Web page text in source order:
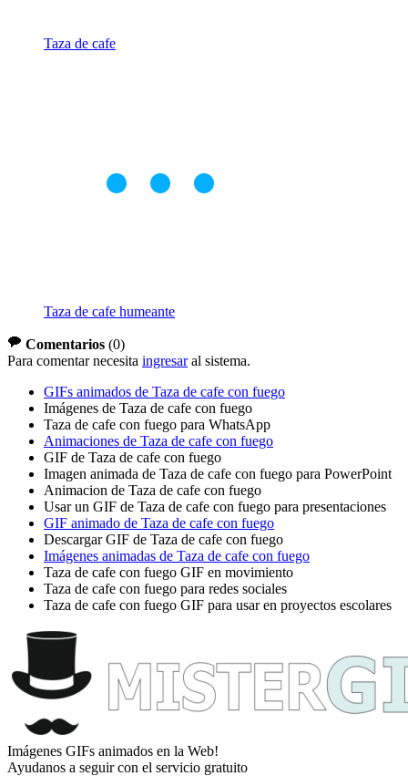
Taza de cafe
Taza de cafe humeante
Comentarios (0)
Para comentar necesita ingresaral sistema.
GIFs animados de Taza de cafe con fuego
Imágenes de Taza de cafe con fuego
Taza de cafe con fuego para WhatsApp
Animaciones de Taza de cafe con fuego
GIF de Taza de cafe con fuego
Imagen animada de Taza de cafe con fuego para PowerPoint
Animacion de Taza de cafe con fuego
Usar un GIF de Taza de cafe con fuego para presentaciones
GIF animado de Taza de cafe con fuego
Descargar GIF de Taza de cafe con fuego
Imágenes animadas de Taza de cafe con fuego
Taza de cafe con fuego GIF en movimiento
Taza de cafe con fuego para redes sociales
Taza de cafe con fuego GIF para usar en proyectos escolares
Imágenes GIFs animados en la Web!
Ayudanos a seguir con el servicio gratuito